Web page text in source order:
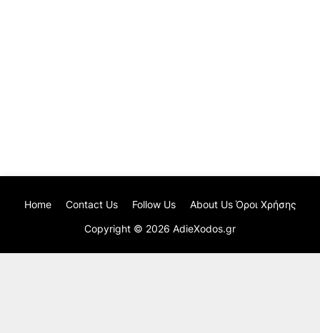
Copyright © 2026 AdieXodos.gr
Home Contact Us Follow Us About Us Όροι Χρήσης